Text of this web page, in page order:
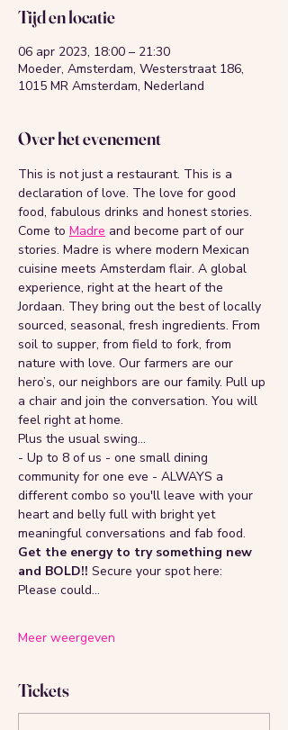
Tijd en locatie
06 apr 2023, 18:00 – 21:30
Moeder, Amsterdam, Westerstraat 186,
1015 MR Amsterdam, Nederland
Over het evenement
This is not just a restaurant. This is a
declaration of love. The love for good
food, fabulous drinks and honest stories.
Come to Madre and become part of our
stories. Madre is where modern Mexican
cuisine meets Amsterdam flair. A global
experience, right at the heart of the
Jordaan. They bring out the best of locally
sourced, seasonal, fresh ingredients. From
soil to supper, from field to fork, from
nature with love. Our farmers are our
hero’s, our neighbors are our family. Pull up
a chair and join the conversation. You will
feel right at home.
Plus the usual swing...
- Up to 8 of us - one small dining
community for one eve - ALWAYS a
different combo so you'll leave with your
heart and belly full with bright yet
meaningful conversations and fab food.
Get the energy to try something new
and BOLD!! Secure your spot here:
Please could…
Meer weergeven
Tickets